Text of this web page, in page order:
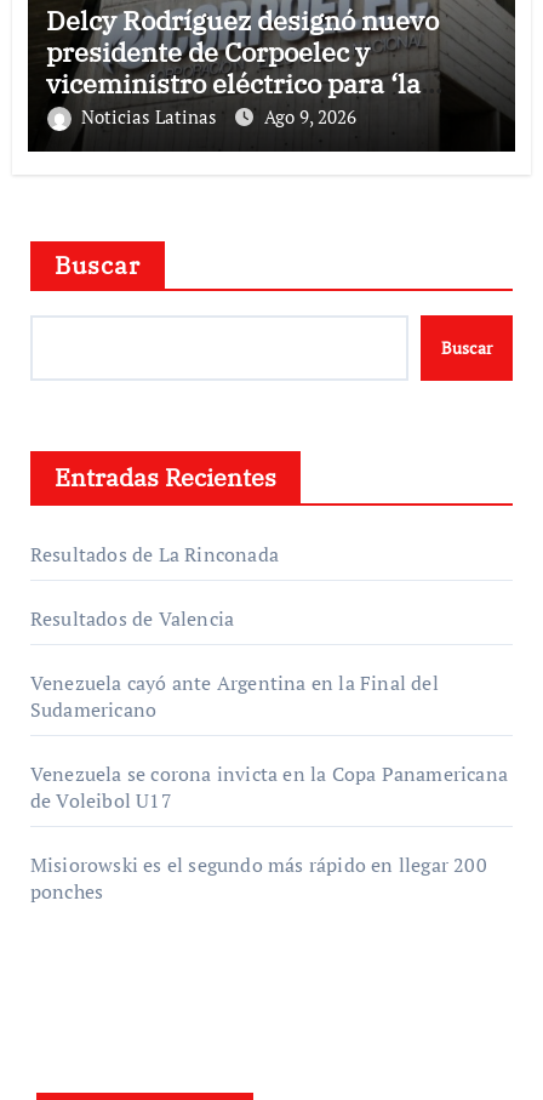
Delcy Rodríguez designó nuevo
presidente de Corpoelec y
viceministro eléctrico para ‘la
recuperación del servicio’
Noticias Latinas Ago 9, 2026
Buscar
Buscar
Entradas Recientes
Resultados de La Rinconada
Resultados de Valencia
Venezuela cayó ante Argentina en la Final del
Sudamericano
Venezuela se corona invicta en la Copa Panamericana
de Voleibol U17
Misiorowski es el segundo más rápido en llegar 200
ponches